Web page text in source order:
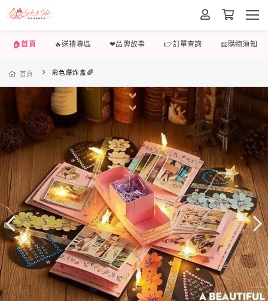
🏠首頁 🔥送禮專區 ❤品牌故事 👉訂單查詢 📖購物須知
首頁 彩色爆炸盒🌈